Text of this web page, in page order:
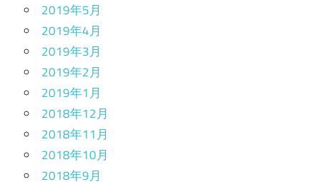
2019年5月
2019年4月
2019年3月
2019年2月
2019年1月
2018年12月
2018年11月
2018年10月
2018年9月